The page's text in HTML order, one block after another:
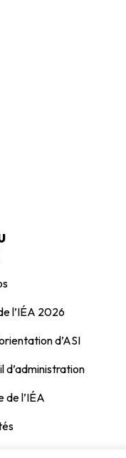
l’IÉA 2026
d’ASI
d’administration
de l’IÉA